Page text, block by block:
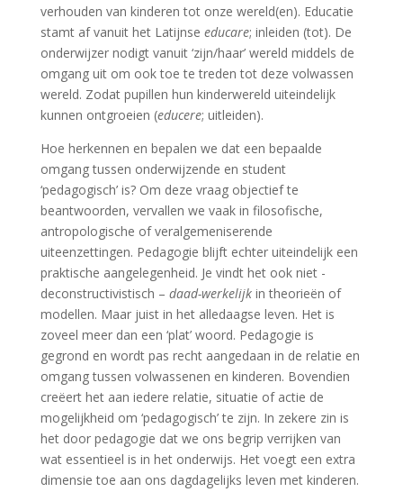
verhouden van kinderen tot onze wereld(en). Educatie
stamt af vanuit het Latijnse educare; inleiden (tot). De
onderwijzer nodigt vanuit ‘zijn/haar’ wereld middels de
omgang uit om ook toe te treden tot deze volwassen
wereld. Zodat pupillen hun kinderwereld uiteindelijk
kunnen ontgroeien (educere; uitleiden).
Hoe herkennen en bepalen we dat een bepaalde
omgang tussen onderwijzende en student
‘pedagogisch’ is? Om deze vraag objectief te
beantwoorden, vervallen we vaak in filosofische,
antropologische of veralgemeniserende
uiteenzettingen. Pedagogie blijft echter uiteindelijk een
praktische aangelegenheid. Je vindt het ook niet -
deconstructivistisch – daad-werkelijkin theorieën of
modellen. Maar juist in het alledaagse leven. Het is
zoveel meer dan een ‘plat’ woord. Pedagogie is
gegrond en wordt pas recht aangedaan in de relatie en
omgang tussen volwassenen en kinderen. Bovendien
creëert het aan iedere relatie, situatie of actie de
mogelijkheid om ‘pedagogisch’ te zijn. In zekere zin is
het door pedagogie dat we ons begrip verrijken van
wat essentieel is in het onderwijs. Het voegt een extra
dimensie toe aan ons dagdagelijks leven met kinderen.